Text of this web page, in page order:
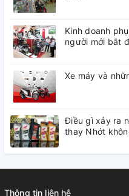
Kinh doanh
người mới bắt
Xe máy và
Điều gì xảy ra
thay Nhớt
Thông tin liên hệ